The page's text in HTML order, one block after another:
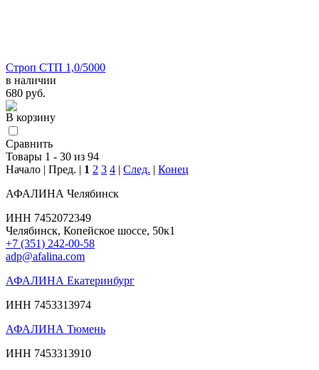
Строп СТП 1,0/5000
в наличии
680 руб.
В корзину
Сравнить
Товары 1 - 30 из 94
Начало | Пред. | 1 2 3 4 | След. | Конец
АФАЛИНА Челябинск
ИНН 7452072349
Челябинск, Копейское шоссе, 50к1
+7 (351) 242-00-58
adp@afalina.com
АФАЛИНА Екатеринбург
ИНН 7453313974
АФАЛИНА Тюмень
ИНН 7453313910